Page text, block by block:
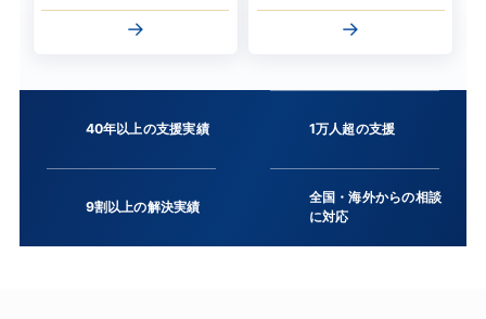
→ →
40年以上の支援実績 1万人超の支援
9割以上の解決実績
全国・海外からの相談
に対応